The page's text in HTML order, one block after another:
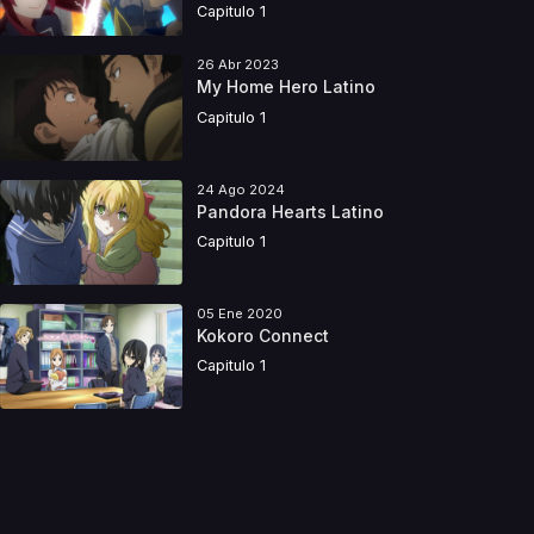
Capitulo 1
26 Abr 2023
My Home Hero Latino
Capitulo 1
24 Ago 2024
Pandora Hearts Latino
Capitulo 1
05 Ene 2020
Kokoro Connect
Capitulo 1